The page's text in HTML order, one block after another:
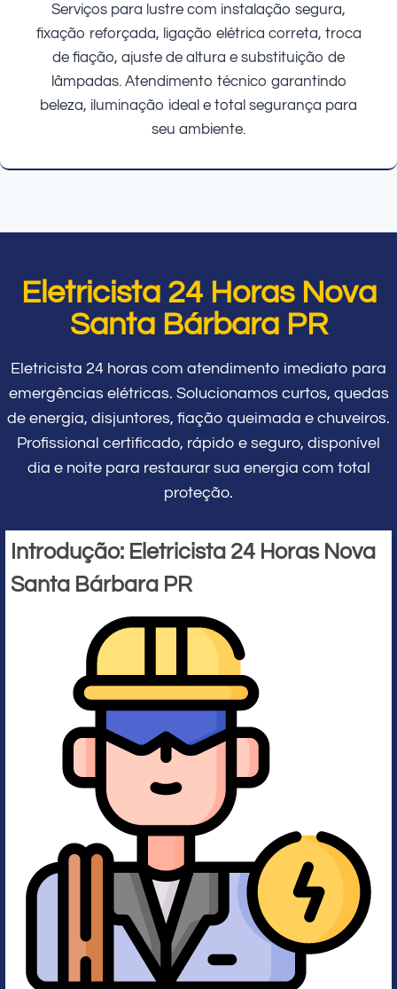
Serviços para lustre com instalação segura,
fixação reforçada, ligação elétrica correta, troca
de fiação, ajuste de altura e substituição de
lâmpadas. Atendimento técnico garantindo
beleza, iluminação ideal e total segurança para
seu ambiente.
Eletricista 24 Horas Nova
Santa Bárbara PR
Eletricista 24 horas com atendimento imediato para
emergências elétricas. Solucionamos curtos, quedas
de energia, disjuntores, fiação queimada e chuveiros.
Profissional certificado, rápido e seguro, disponível
dia e noite para restaurar sua energia com total
proteção.
Introdução: Eletricista 24 Horas Nova
Santa Bárbara PR